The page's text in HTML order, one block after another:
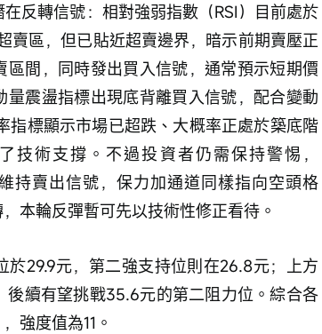
反轉信號：相對強弱指數（RSI）目前處於
賣區，但已貼近超賣邊界，暗示前期賣壓正
間，同時發出買入信號，通常預示短期價
震盪指標出現底背離買入信號，配合變動
指標顯示市場已超跌、大概率正處於築底階
技術支撐。不過投資者仍需保持警惕，
持賣出信號，保力加通道同樣指向空頭格
本輪反彈暫可先以技術性修正看待。
29.9元，第二強支持位則在26.8元；上方
續有望挑戰35.6元的第二阻力位。綜合各
強度值為11。